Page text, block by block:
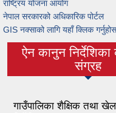
राष्ट्रिय योजना आयोग
नेपाल सरकारको अधिकारिक पोर्टल
GIS नक्साको लागि यहाँ क्लिक
ऐन कानुन निर्देशिका
संग्रह
(active tab)
गाउँपालिका शैक्षिक तथा